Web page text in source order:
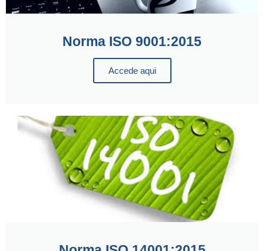
Norma ISO 9001:2015
Accede aqui